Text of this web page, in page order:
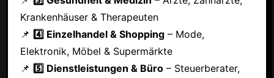
Krankenhäuser & Therapeuten
📌 4️⃣ Einzelhandel & Shopping– Mode,
Elektronik, Möbel & Supermärkte
📌 5️⃣ Dienstleistungen & Büro– Steuerberater,